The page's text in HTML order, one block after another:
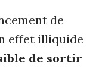
de
effet illiquide
de sortir